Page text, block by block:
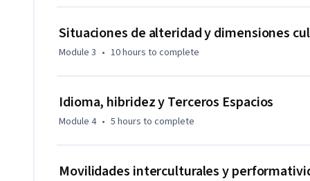
Situaciones de alteridad y dimensiones
Module 3 • 10 hours to complete
Idioma, hibridez y Terceros Espacios
Module 4 • 5 hours to complete
Movilidades interculturales y